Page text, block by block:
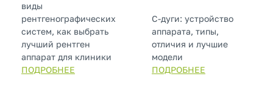
виды
рентгенографических
систем, как выбрать
лучший рентген
аппарат для клиники
ПОДРОБНЕЕ
С-дуги: устройство
аппарата, типы,
отличия и лучшие
модели
ПОДРОБНЕЕ